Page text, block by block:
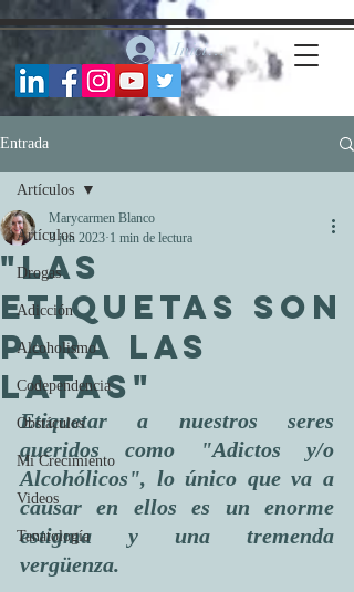
https://www.facebook.com/marycarmenblancofernandez
Iniciar sesión
Entrada
Artículos
Drogas
Adicción
Alcoholismo
Codependencia
Obstáculos
Mi Crecimiento
Videos
Tanatología
Artículos
"LAS
ETIQUETAS SON
PARA LAS
LATAS"
Marycarmen Blanco
3 jun 2023 1 min de lectura
Etiquetar a nuestros seres
queridos como "Adictos y/o
Alcohólicos", lo único que va a
causar en ellos es un enorme
estigma y una tremenda
vergüenza.